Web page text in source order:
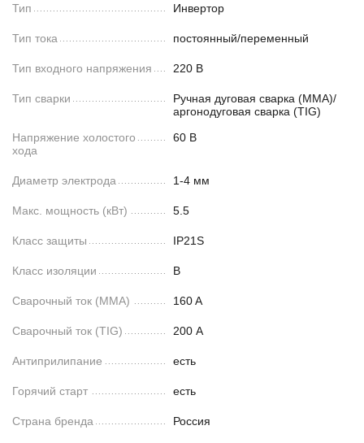
Тип Инвертор
Тип тока постоянный/переменный
Тип входного напряжения 220 В
Тип сварки
Ручная дуговая сварка (MMA)/
аргонодуговая сварка (TIG)
Напряжение холостого
хода
60 В
Диаметр электрода 1-4 мм
Макс. мощность (кВт) 5.5
Класс защиты IP21S
Класс изоляции B
Сварочный ток (MMA) 160 A
Сварочный ток (TIG) 200 А
Антиприлипание есть
Горячий старт есть
Страна бренда Россия